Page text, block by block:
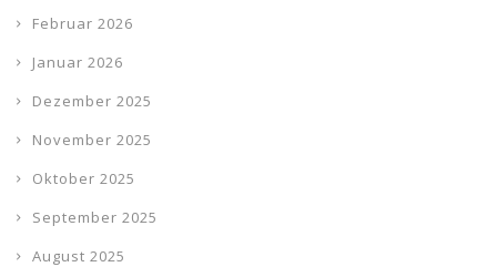
Februar 2026
Januar 2026
Dezember 2025
November 2025
Oktober 2025
September 2025
August 2025